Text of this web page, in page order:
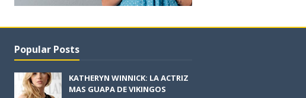
Popular Posts
KATHERYN WINNICK: LA ACTRIZ
MAS GUAPA DE VIKINGOS